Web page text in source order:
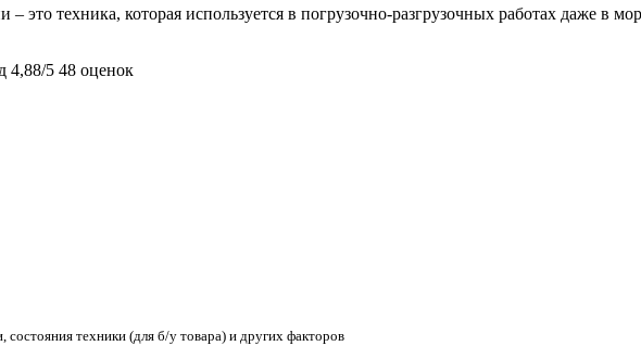
техника, которая используется в погрузочно-разгрузочных работах даже в
4,88/5 48 оценок
техники (для б/у товара) и других факторов